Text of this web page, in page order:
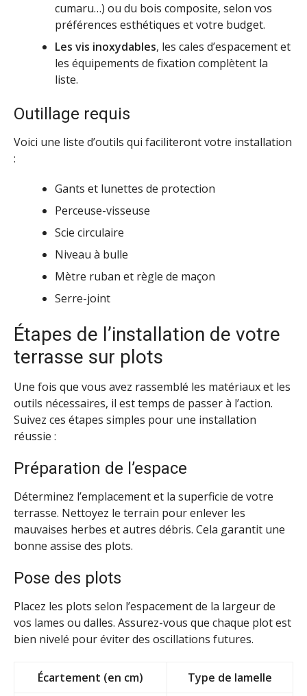
cumaru…) ou du bois composite, selon vos
préférences esthétiques et votre budget.
Les vis inoxydables, les cales d’espacement et
les équipements de fixation complètent la
liste.
Outillage requis
Voici une liste d’outils qui faciliteront votre installation
:
Gants et lunettes de protection
Perceuse-visseuse
Scie circulaire
Niveau à bulle
Mètre ruban et règle de maçon
Serre-joint
Étapes de l’installation de votre
terrasse sur plots
Une fois que vous avez rassemblé les matériaux et les
outils nécessaires, il est temps de passer à l’action.
Suivez ces étapes simples pour une installation
réussie :
Préparation de l’espace
Déterminez l’emplacement et la superficie de votre
terrasse. Nettoyez le terrain pour enlever les
mauvaises herbes et autres débris. Cela garantit une
bonne assise des plots.
Pose des plots
Placez les plots selon l’espacement de la largeur de
vos lames ou dalles. Assurez-vous que chaque plot est
bien nivelé pour éviter des oscillations futures.
Écartement (en cm) Type de lamelle